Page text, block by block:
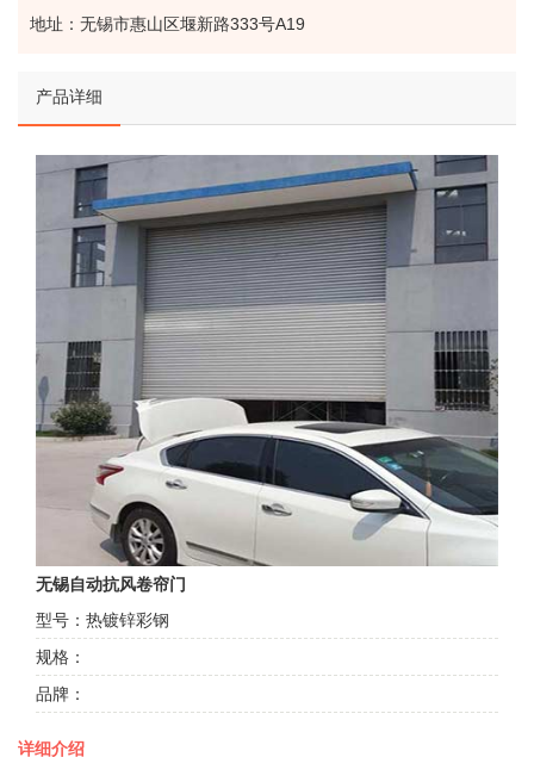
地址：无锡市惠山区堰新路333号A19
产品详细
无锡自动抗风卷帘门
型号：热镀锌彩钢
规格：
品牌：
详细介绍